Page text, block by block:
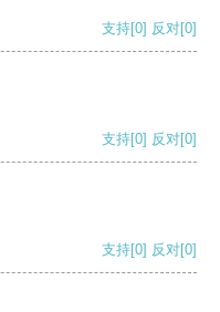
支持[0] 反对[0]
支持[0] 反对[0]
支持[0] 反对[0]